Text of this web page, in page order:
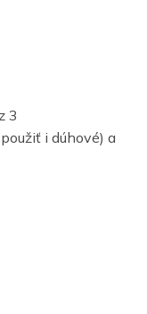
3
i dúhové) a